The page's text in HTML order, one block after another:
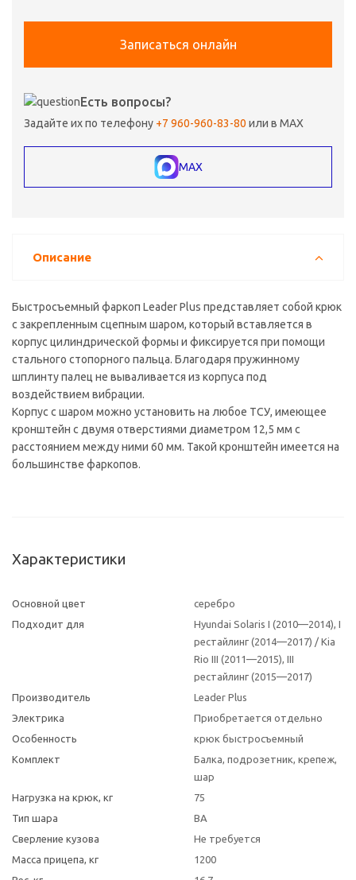
Записаться онлайн
Есть вопросы?
Задайте их по телефону +7 960-960-83-80 или в MAX
MAX
Описание
Быстросъемный фаркоп Leader Plus представляет собой крюк
с закрепленным сцепным шаром, который вставляется в
корпус цилиндрической формы и фиксируется при помощи
стального стопорного пальца. Благодаря пружинному
шплинту палец не вываливается из корпуса под
воздействием вибрации.
Корпус с шаром можно установить на любое ТСУ, имеющее
кронштейн с двумя отверстиями диаметром 12,5 мм с
расстоянием между ними 60 мм. Такой кронштейн имеется на
большинстве фаркопов.
Характеристики
Основной цвет
серебро
Подходит для
Hyundai Solaris I (2010—2014), I
рестайлинг (2014—2017) / Kia
Rio III (2011—2015), III
рестайлинг (2015—2017)
Производитель
Leader Plus
Электрика
Приобретается отдельно
Особенность
крюк быстросъемный
Комплект
Балка, подрозетник, крепеж,
шар
Нагрузка на крюк, кг
75
Тип шара
BA
Сверление кузова
Не требуется
Масса прицепа, кг
1200